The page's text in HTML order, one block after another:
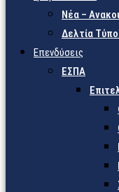
Νέα –
Δελτία
Επενδύσεις
ΕΣΠΑ